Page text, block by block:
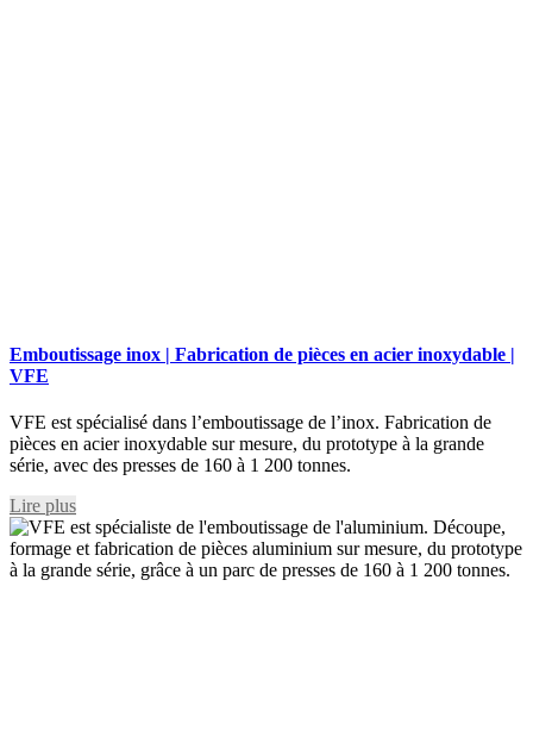
Emboutissage inox | Fabrication de pièces en acier inoxydable |
VFE
VFE est spécialisé dans l’emboutissage de l’inox. Fabrication de
pièces en acier inoxydable sur mesure, du prototype à la grande
série, avec des presses de 160 à 1 200 tonnes.
Lire plus